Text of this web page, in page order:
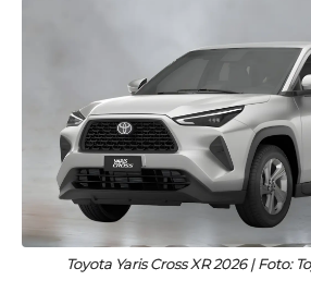
Toyota Yaris Cross XR 2026 | Foto: